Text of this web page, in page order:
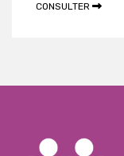
CONSULTER